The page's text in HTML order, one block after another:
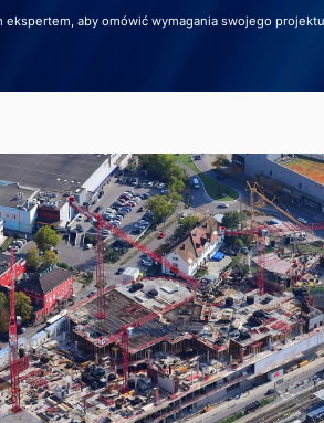
ekspertem, aby omówić wymagania swojego